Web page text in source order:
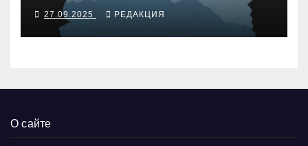
27.09.2025 РЕДАКЦИЯ
О сайте